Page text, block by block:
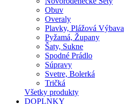
Obuv
Overaly
Plavky, Plážová Výbava
Pyžamá, Župany
Šaty, Sukne
Spodné Prádlo
Súpravy
Svetre, Bolerká
Tričká
Všetky produkty
DOPLNKY